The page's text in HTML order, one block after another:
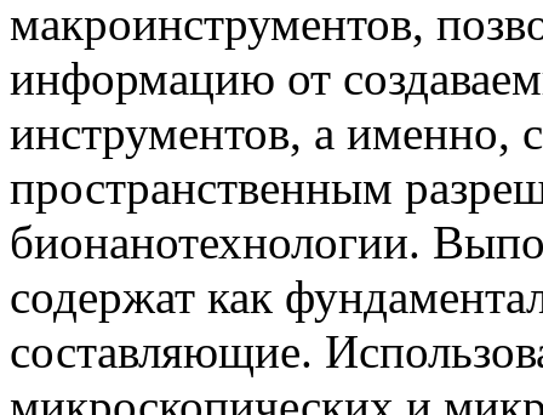
макроинструментов,
информацию от
инструментов, а именно,
пространственным
бионанотехнологии.
содержат как
составляющие.